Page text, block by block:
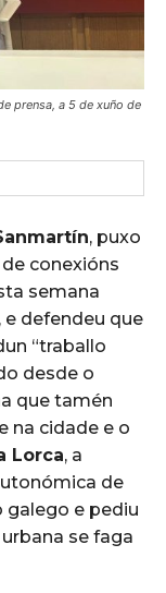
prensa, a 5 de xuño de
, puxo
conexións
semana
e defendeu que
“traballo
desde o
que tamén
na cidade e o
Lorca, a
de
e pediu
se faga